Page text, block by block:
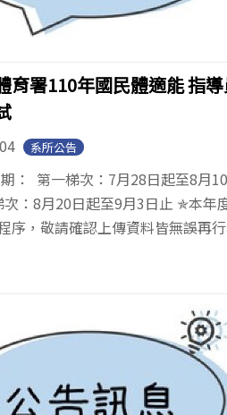
育署110年國民體適能 指
系所公告
： 第一梯次：7月28日起至8月
：8月20日起至9月3日止 ✯本年
序，敬請確認上傳資料皆無誤再